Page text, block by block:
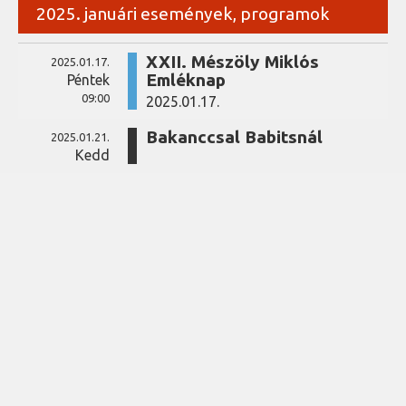
2025. januári események, programok
2025.01.17.
Péntek
09:00
XXII. Mészöly Miklós
Emléknap
2025.01.17.
2025.01.21.
Kedd
Bakanccsal Babitsnál